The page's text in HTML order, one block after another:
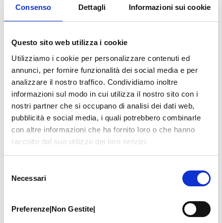
Consenso Dettagli Informazioni sui cookie
Questo sito web utilizza i cookie
Utilizziamo i cookie per personalizzare contenuti ed
annunci, per fornire funzionalità dei social media e per
analizzare il nostro traffico. Condividiamo inoltre
informazioni sul modo in cui utilizza il nostro sito con i
nostri partner che si occupano di analisi dei dati web,
pubblicità e social media, i quali potrebbero combinarle
con altre informazioni che ha fornito loro o che hanno
raccolto dal suo utilizzo dei loro servizi.
delNecessari
Preferenze|Non Gestite|